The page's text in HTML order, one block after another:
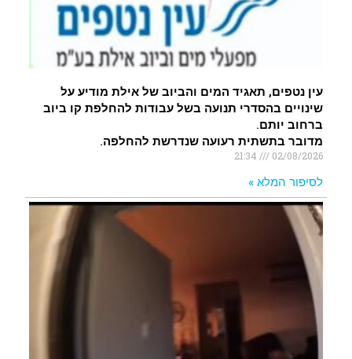
עין נטפים, תאגיד המים והביוב של אילת מודיע על
שינויים בהסדרי תנועה בשל עבודות להחלפת קו ביוב
ברחוב יותם.
מדובר בתשתית רעועה שנדרשת להחלפה.
02/08/2026
לסיפור המלא »